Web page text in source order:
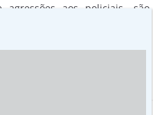
aos policiais, são
casos, que já estão sob
do quartel da PM em
apenas dois militares serão